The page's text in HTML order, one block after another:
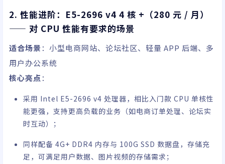
2. 性能进阶：E5-2696 v4 4 核 +（280 元 / 月）
—— 对 CPU 性能有要求的场景
适合场景 ：小型电商网站、论坛社区、轻量 APP 后端、多
用户办公系统
核心亮点 ：
采用 Intel E5-2696 v4 处理器，相比入门款 CPU 单核性
能更强，支持更高负载的业务（如电商订单处理、论坛实
时互动）；
同样配备 4G+ DDR4 内存与 100G SSD 数据盘，存储充
足，可满足用户数据、图片视频的存储需求；